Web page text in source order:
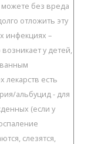
можете без вреда
отложить эту
инфекциях –
у детей,
лекарств есть
альбуцид - для
(если у
слезятся,